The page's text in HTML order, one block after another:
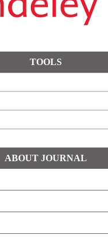
TOOLS
ABOUT JOURNAL